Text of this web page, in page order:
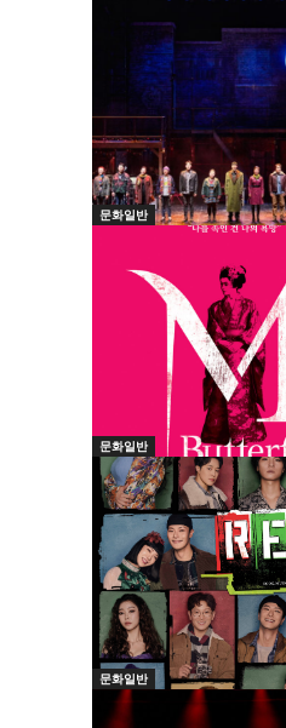
문화일반
문화일반
문화일반